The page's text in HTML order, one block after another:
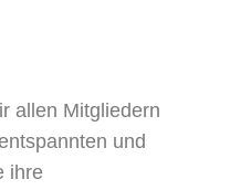
allen Mitgliedern
und
ihre